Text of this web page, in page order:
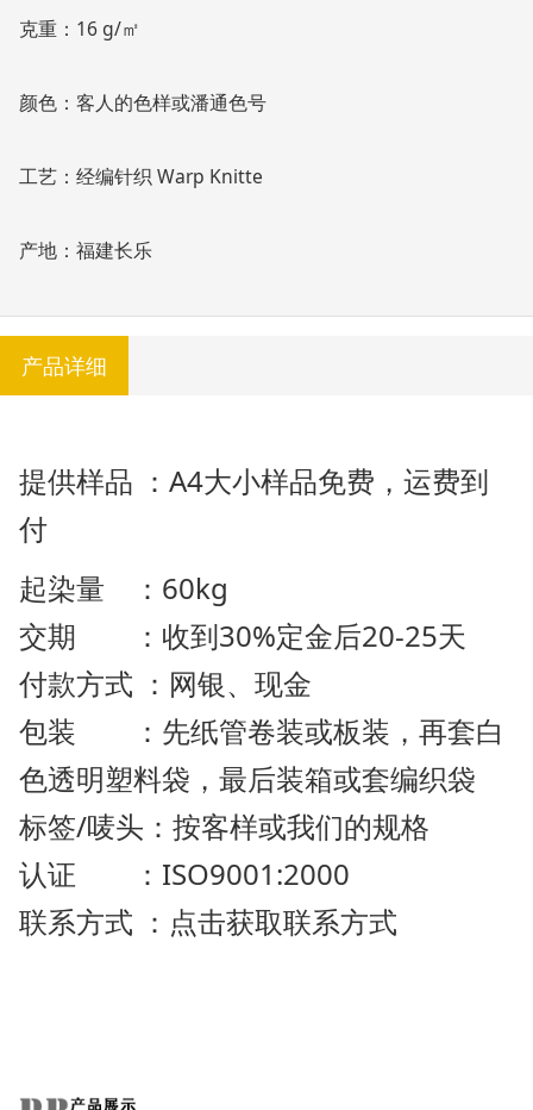
克重：16 g/㎡
颜色：客人的色样或潘通色号
工艺：经编针织 Warp Knitte
产地：福建长乐
产品详细
提供样品 ：A4大小样品免费，运费到
付
起染量 ：60kg
交期 ：收到30%定金后20-25天
付款方式 ：网银、现金
包装 ：先纸管卷装或板装，再套白
色透明塑料袋，最后装箱或套编织袋
标签/唛头：按客样或我们的规格
认证 ：ISO9001:2000
联系方式 ：点击获取联系方式